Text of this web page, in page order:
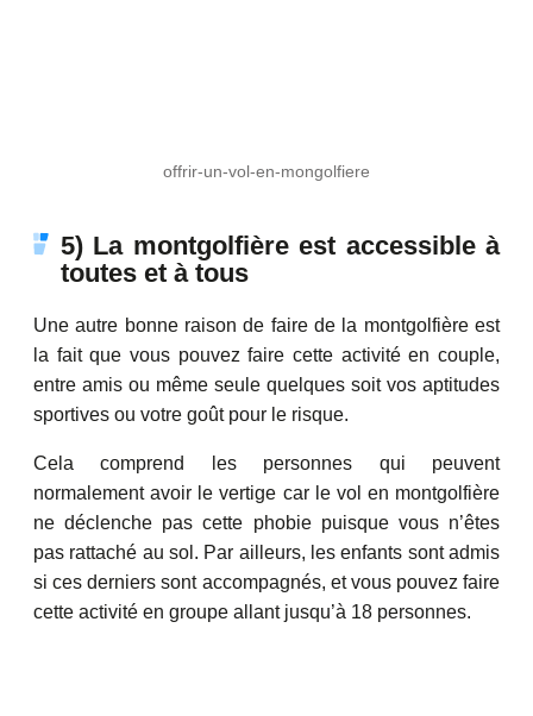
offrir-un-vol-en-mongolfiere
5) La montgolfière est accessible à
toutes et à tous
Une autre bonne raison de faire de la montgolfière est
la fait que vous pouvez faire cette activité en couple,
entre amis ou même seule quelques soit vos aptitudes
sportives ou votre goût pour le risque.
Cela comprend les personnes qui peuvent
normalement avoir le vertige car le vol en montgolfière
ne déclenche pas cette phobie puisque vous n’êtes
pas rattaché au sol. Par ailleurs, les enfants sont admis
si ces derniers sont accompagnés, et vous pouvez faire
cette activité en groupe allant jusqu’à 18 personnes.